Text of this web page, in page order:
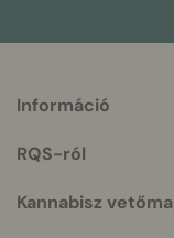
info
Információ
RQS-ról
Kannabisz